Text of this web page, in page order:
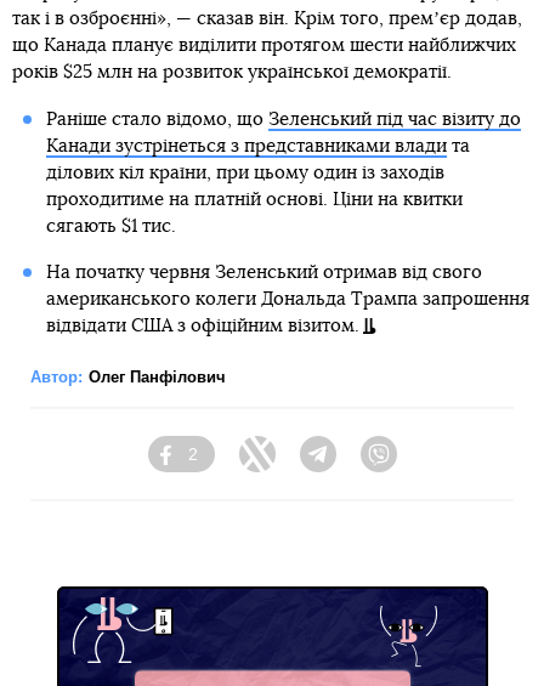
так і в озброєнні», — сказав він. Крім того, премʼєр додав,
що Канада планує виділити протягом шести найближчих
років $25 млн на розвиток української демократії.
Раніше стало відомо, що Зеленський під час візиту до
Канади зустрінеться з представниками владита
ділових кіл країни, при цьому один із заходів
проходитиме на платній основі. Ціни на квитки
сягають $1 тис.
На початку червня Зеленський отримав від свого
американського колеги Дональда Трампа запрошення
відвідати США з офіційним візитом.
Автор: Олег Панфілович
Facebook
2
Twitter Telegram